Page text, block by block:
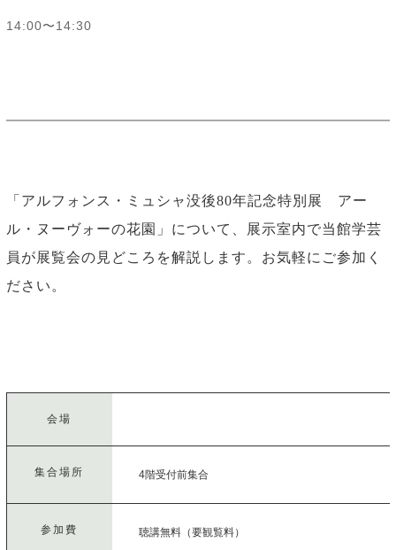
14:00〜14:30
「アルフォンス・ミュシャ没後80年記念特別展 アー
ル・ヌーヴォーの花園」について、展示室内で当館学芸
員が展覧会の見どころを解説します。お気軽にご参加く
ださい。
会場
集合場所 4階受付前集合
参加費 聴講無料（要観覧料）